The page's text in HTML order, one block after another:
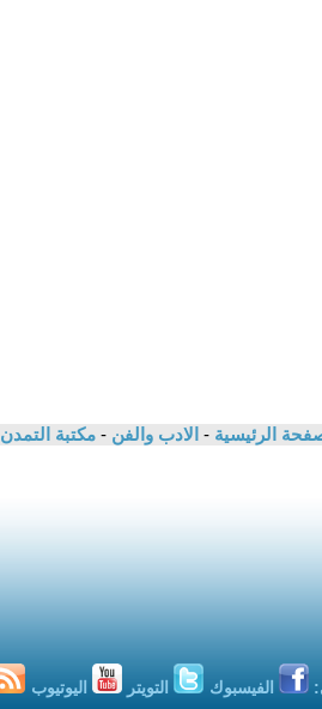
الرئيسية - الادب والفن - مكتبة التمدن
الفيسبوك التويتر اليوتيوب